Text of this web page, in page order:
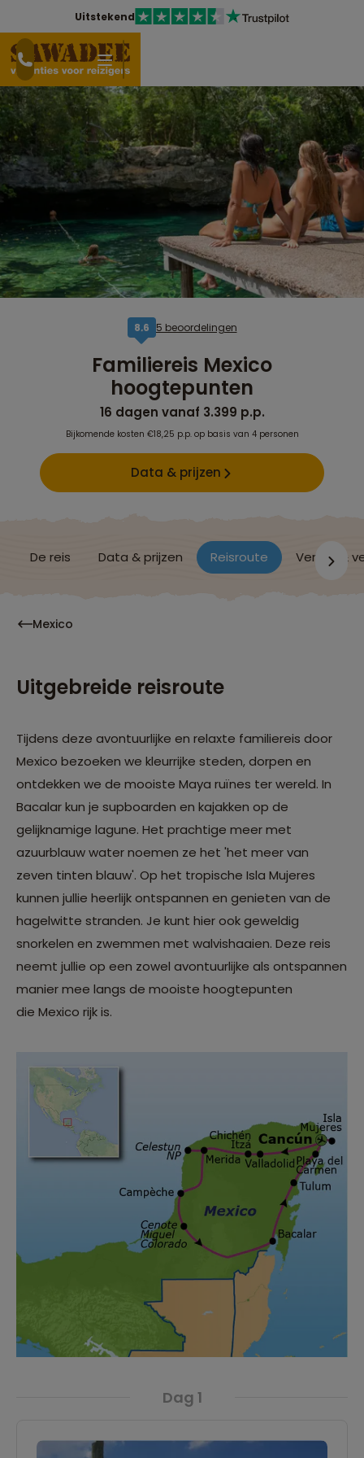
Uitstekend
8,6 5 beoordelingen
Familiereis Mexico
hoogtepunten
16 dagen vanaf 3.399 p.p.
Bijkomende kosten €18,25 p.p. op basis van 4 personen
Data & prijzen
De reis Data & prijzen Reisroute Verblijf &
Mexico
Uitgebreide reisroute
Tijdens deze avontuurlijke en relaxte familiereis door
Mexico bezoeken we kleurrijke steden, dorpen en
ontdekken we de mooiste Maya ruïnes ter wereld. In
Bacalar kun je supboarden en kajakken op de
gelijknamige lagune. Het prachtige meer met
azuurblauw water noemen ze het 'het meer van
zeven tinten blauw'. Op het tropische Isla Mujeres
kunnen jullie heerlijk ontspannen en genieten van de
hagelwitte stranden. Je kunt hier ook geweldig
snorkelen en zwemmen met walvishaaien. Deze reis
neemt jullie op een zowel avontuurlijke als ontspannen
manier mee langs de mooiste hoogtepunten
die Mexico rijk is.
Dag 1